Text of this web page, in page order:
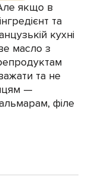
якщо в
та
кухні
масло з
та не
—
філе